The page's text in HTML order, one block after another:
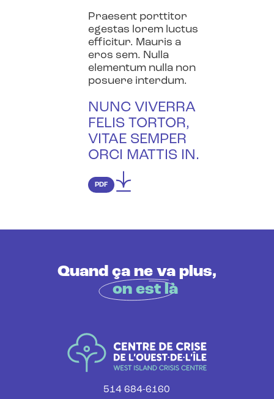
Praesent porttitor
egestas lorem luctus
efficitur. Mauris a
eros sem. Nulla
elementum nulla non
posuere interdum.
NUNC VIVERRA
FELIS TORTOR,
VITAE SEMPER
ORCI MATTIS IN.
PDF
Quand ça ne va plus,
on est là
514 684-6160